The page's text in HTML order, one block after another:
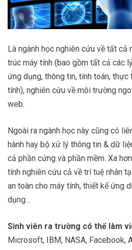
Là ngành học nghiên cứu về tất cả
trúc máy tính (bao gồm tất cả các
ứng dụng, thông tin, tính toán, thực
tính), nghiên cứu về môi trường
web.
Ngoài ra ngành học này cũng có
hành hay bộ xử lý thông tin & dữ
cả phần cứng và phần mềm. Xa
tính nghiên cứu cả về trí tuệ nhân
an toàn cho máy tính, thiết kế ứng
dụng…
Sinh viên ra trường có thể làm
Microsoft, IBM, NASA, Facebook,